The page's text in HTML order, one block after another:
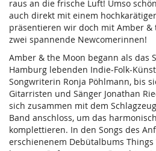
raus an die frische Luft! Umso
auch direkt mit einem
präsentieren wir doch mit Amber &
zwei spannende Newcomerinnen!
Amber & the Moon begann als das
Hamburg lebenden Indie-Folk-
Songwriterin Ronja Pöhlmann, bis
Gitarristen und Sänger Jonathan
sich zusammen mit dem
Band anschloss, um das
komplettieren. In den Songs des
erschienenem Debütalbums Things